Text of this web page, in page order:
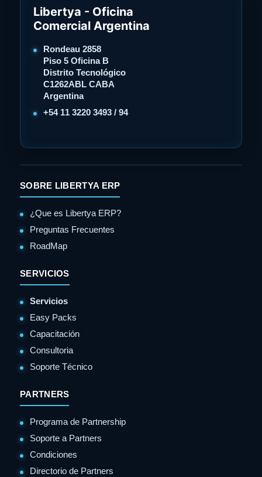
Libertya - Oficina
Comercial Argentina
Rondeau 2858
Piso 5 Oficina B
Distrito Tecnológico
C1262ABL CABA
Argentina
+54 11 3220 3493 / 94
SOBRE LIBERTYA ERP
¿Que es Libertya ERP?
Preguntas Frecuentes
RoadMap
SERVICIOS
Servicios
Easy Packs
Capacitación
Consultoria
Soporte Técnico
PARTNERS
Programa de Partnership
Soporte a Partners
Condiciones
Directorio de Partners